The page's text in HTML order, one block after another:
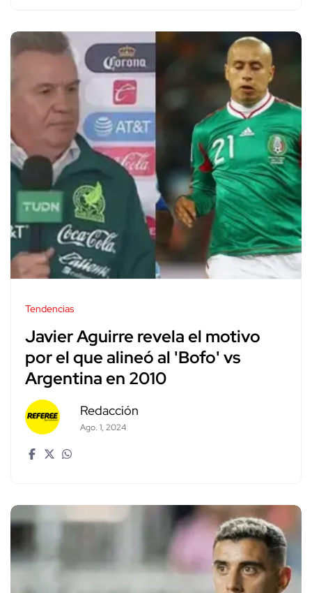
Tendencias
Javier Aguirre revela el motivo
por el que alineó al 'Bofo' vs
Argentina en 2010
Redacción
Ago. 1, 2024